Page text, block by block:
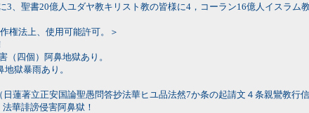
3、聖書20億人ユダヤ教キリスト教の皆様に4，コーラン16億人イスラ
権法上、使用可能許可。＞
（四個）阿鼻地獄あり。
獄暴雨あり。
蓮著立正安国論聖愚問答抄法華ヒユ品法然7か条の起請文４条親鸞教行
華誹謗侵害阿鼻獄！